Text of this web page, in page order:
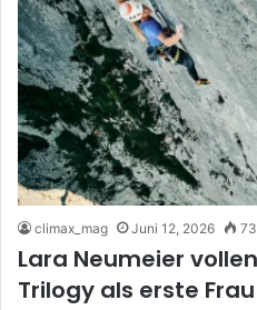
climax_mag Juni 12, 2026 73
Lara Neumeier
Trilogy als erste